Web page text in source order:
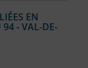
EN
- VAL-DE-